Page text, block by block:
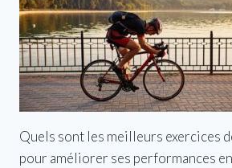
Quels sont les meilleurs exercices
pour améliorer ses performances